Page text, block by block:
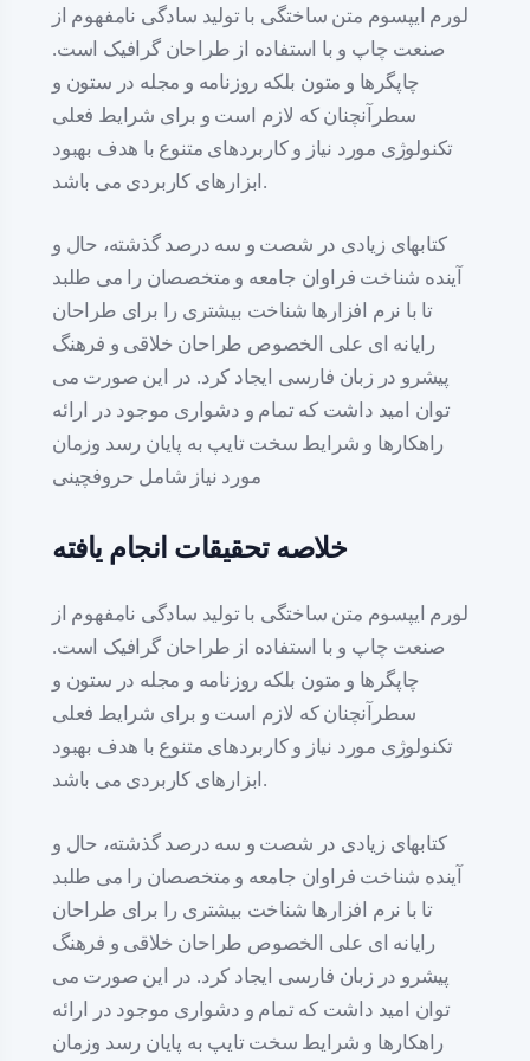
لورم ایپسوم متن ساختگی با تولید سادگی نامفهوم از
صنعت چاپ و با استفاده از طراحان گرافیک است.
چاپگرها و متون بلکه روزنامه و مجله در ستون و
سطرآنچنان که لازم است و برای شرایط فعلی
تکنولوژی مورد نیاز و کاربردهای متنوع با هدف بهبود
ابزارهای کاربردی می باشد.
کتابهای زیادی در شصت و سه درصد گذشته، حال و
آینده شناخت فراوان جامعه و متخصصان را می طلبد
تا با نرم افزارها شناخت بیشتری را برای طراحان
رایانه ای علی الخصوص طراحان خلاقی و فرهنگ
پیشرو در زبان فارسی ایجاد کرد. در این صورت می
توان امید داشت که تمام و دشواری موجود در ارائه
راهکارها و شرایط سخت تایپ به پایان رسد وزمان
مورد نیاز شامل حروفچینی
خلاصه تحقیقات انجام یافته
لورم ایپسوم متن ساختگی با تولید سادگی نامفهوم از
صنعت چاپ و با استفاده از طراحان گرافیک است.
چاپگرها و متون بلکه روزنامه و مجله در ستون و
سطرآنچنان که لازم است و برای شرایط فعلی
تکنولوژی مورد نیاز و کاربردهای متنوع با هدف بهبود
ابزارهای کاربردی می باشد.
کتابهای زیادی در شصت و سه درصد گذشته، حال و
آینده شناخت فراوان جامعه و متخصصان را می طلبد
تا با نرم افزارها شناخت بیشتری را برای طراحان
رایانه ای علی الخصوص طراحان خلاقی و فرهنگ
پیشرو در زبان فارسی ایجاد کرد. در این صورت می
توان امید داشت که تمام و دشواری موجود در ارائه
راهکارها و شرایط سخت تایپ به پایان رسد وزمان